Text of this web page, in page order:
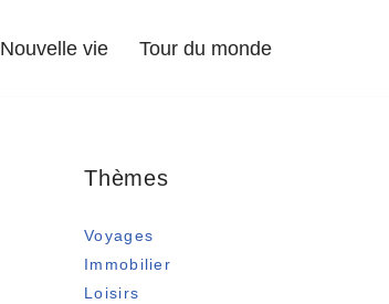
Nouvelle vie Tour du monde
Thèmes
Voyages
Immobilier
Loisirs